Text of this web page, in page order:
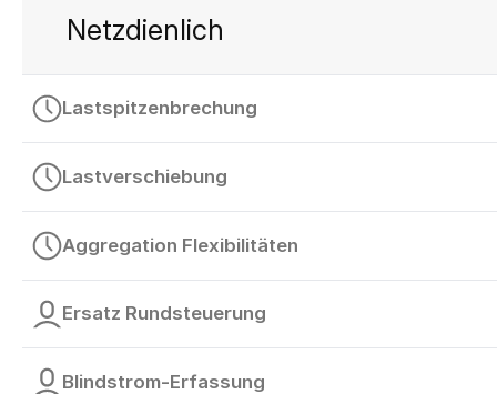
Netzdienlich
Lastspitzenbrechung
Lastverschiebung
Aggregation Flexibilitäten
Ersatz Rundsteuerung
Blindstrom-Erfassung